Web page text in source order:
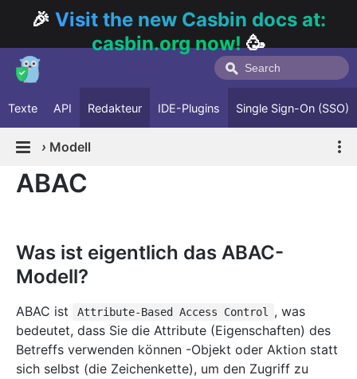
🎉 Visit the new Casbin docs at:
casbin.org now!🥳
Texte API Redakteur IDE-Plugins Single Sign-On (SSO)
› Modell
ABAC
Was ist eigentlich das ABAC-
Modell?
ABAC ist Attribute-Based Access Control
, was
bedeutet, dass Sie die Attribute (Eigenschaften) des
Betreffs verwenden können -Objekt oder Aktion statt
sich selbst (die Zeichenkette), um den Zugriff zu